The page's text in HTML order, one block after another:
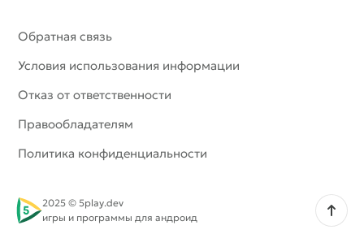
Обратная связь
Условия использования информации
Отказ от ответственности
Правообладателям
Политика конфиденциальности
2025 © 5play.dev
игры и программы для андроид
Наверх